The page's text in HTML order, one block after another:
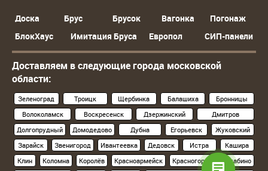
Доска Брус Брусок Вагонка
Погонаж
БлокХаус
Имитация Бруса Европол СИП-панели
Доставляем в следующие города московской
области:
Зеленоград Троицк Щербинка Балашиха
Бронницы
Волоколамск
Воскресенск Дзержинский
Дмитров
Долгопрудный
Домодедово Дубна Егорьевск
Жуковский
Зарайск
Звенигород Ивантеевка Дедовск Истра
Кашира
Клин
Коломна Королёв Красноармейск Красногорск
Нахабино